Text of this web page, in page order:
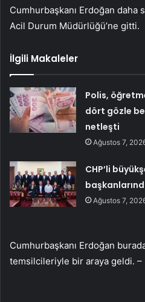
Cumhurbaşkanı Erdoğan daha
Acil Durum Müdürlüğü’ne gitti.
İlgili Makaleler
Polis,
dört gözle
netleşti
Ağustos 7,
CHP’li
Ağustos 7,
Cumhurbaşkanı Erdoğan
temsilcileriyle bir araya geldi. –